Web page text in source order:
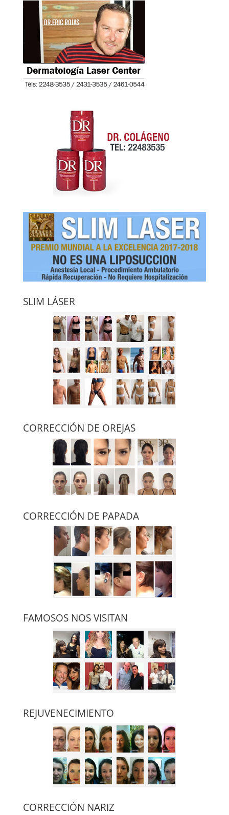
SLIM LÁSER
CORRECCIÓN DE OREJAS
CORRECCIÓN DE PAPADA
FAMOSOS NOS VISITAN
REJUVENECIMIENTO
CORRECCIÓN NARIZ